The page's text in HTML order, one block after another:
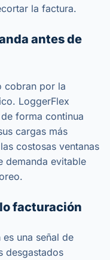
la factura.
antes de
cobran por la
LoggerFlex
forma continua
cargas más
costosas ventanas
demanda evitable
facturación
una señal de
desgastados